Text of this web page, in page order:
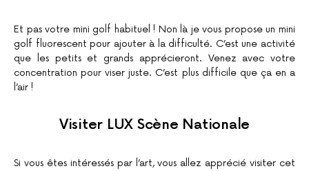
Et pas votre mini golf habituel ! Non là je vous propose un mini
golf fluorescent pour ajouter à la difficulté. C’est une activité
que les petits et grands apprécieront. Venez avec votre
concentration pour viser juste. C’est plus difficile que ça en a
l’air !
Visiter LUX Scène Nationale
Si vous êtes intéressés par l’art, vous allez apprécié visiter cet